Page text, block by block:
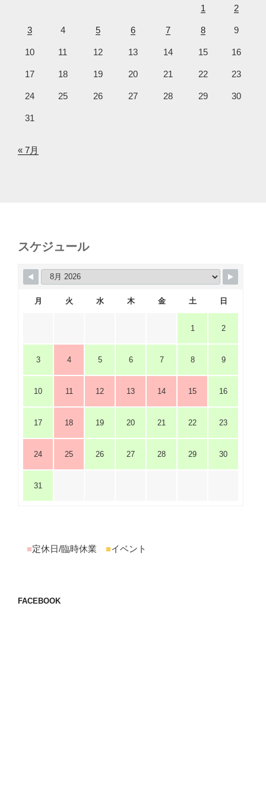
1 2
3 4 5 6 7 8 9
10 11 12 13 14 15 16
17 18 19 20 21 22 23
24 25 26 27 28 29 30
31
« 7月
スケジュール
月 火 水 木 金 土 日
1 2
3 4 5 6 7 8 9
10 11 12 13 14 15 16
17 18 19 20 21 22 23
24 25 26 27 28 29 30
31
■定休日/臨時休業 ■イベント
FACEBOOK